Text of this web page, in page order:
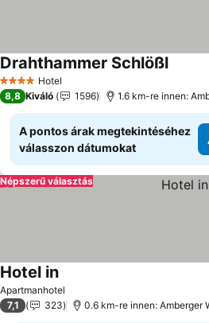
4 KategóriaHotel
Drahthammer SchlößlÁrak
8,8 Kiváló 1596 1.6 km-re innen:
A pontos árak megtekintéséhez
válasszon dátumokat
Népszerű választás
Apartmanhotel
Hotel inÁrak megjelenítése
7,1 323 0.6 km-re innen: Amberger